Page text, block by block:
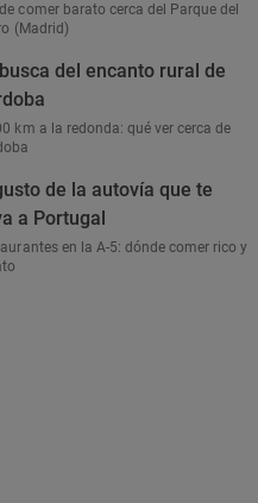
comer barato cerca del Parque del
(Madrid)
busca del encanto rural de
km a la redonda: qué ver cerca de
de la autovía que te
a Portugal
en la A-5: dónde comer rico y